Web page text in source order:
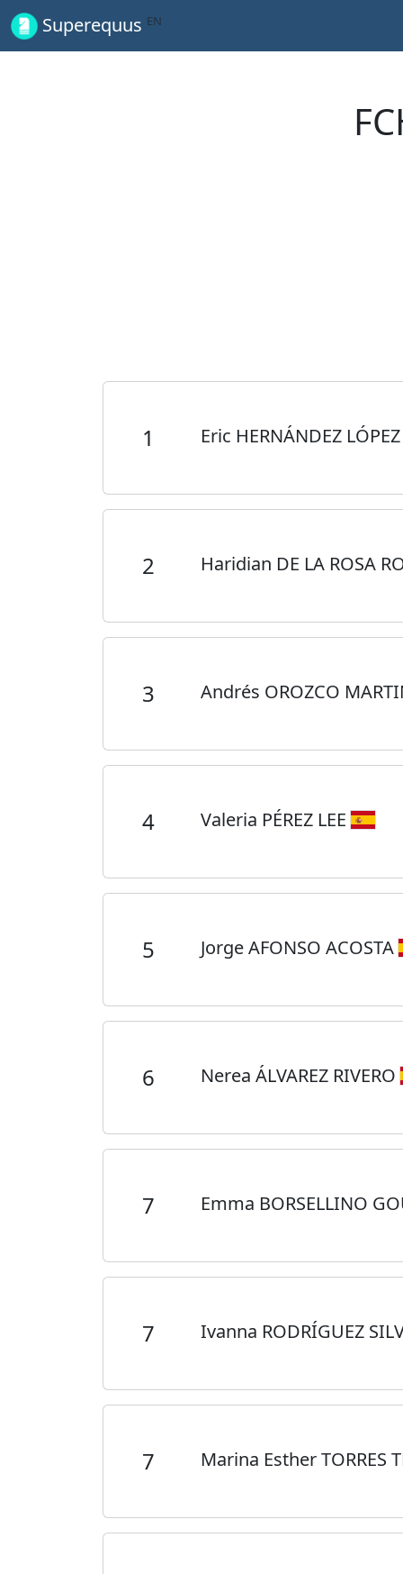
Superequus EN
1 Eric HERNÁNDEZ
2 Haridian DE LA ROSA
3 Andrés OROZCO
4 Valeria PÉREZ LEE
5 Jorge AFONSO ACOSTA
6 Nerea ÁLVAREZ RIVERO
7 Emma BORSELLINO
7 Ivanna RODRÍGUEZ
7 Marina Esther TORRES